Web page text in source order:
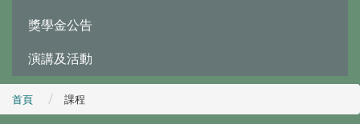
獎學金公告
演講及活動
首頁 課程